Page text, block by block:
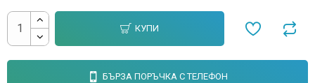
КУПИ
БЪРЗА ПОРЪЧКА С ТЕЛЕФОН